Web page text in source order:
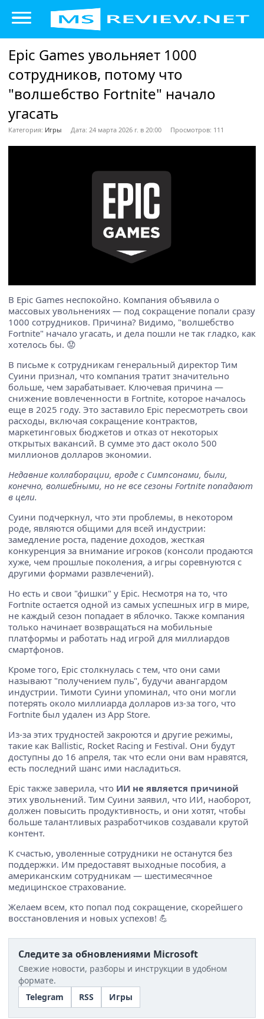
Epic Games увольняет 1000
сотрудников, потому что
"волшебство Fortnite" начало
угасать
Категория: Игры Дата: 24 марта 2026 г. в 20:00 Просмотров: 111
В Epic Games неспокойно. Компания объявила о
массовых увольнениях — под сокращение попали сразу
1000 сотрудников. Причина? Видимо, "волшебство
Fortnite" начало угасать, и дела пошли не так гладко, как
хотелось бы. 😟
В письме к сотрудникам генеральный директор Тим
Суини признал, что компания тратит значительно
больше, чем зарабатывает. Ключевая причина —
снижение вовлеченности в Fortnite, которое началось
еще в 2025 году. Это заставило Epic пересмотреть свои
расходы, включая сокращение контрактов,
маркетинговых бюджетов и отказ от некоторых
открытых вакансий. В сумме это даст около 500
миллионов долларов экономии.
Недавние коллаборации, вроде с Симпсонами, были,
конечно, волшебными, но не все сезоны Fortnite попадают
в цели.
Суини подчеркнул, что эти проблемы, в некотором
роде, являются общими для всей индустрии:
замедление роста, падение доходов, жесткая
конкуренция за внимание игроков (консоли продаются
хуже, чем прошлые поколения, а игры соревнуются с
другими формами развлечений).
Но есть и свои "фишки" у Epic. Несмотря на то, что
Fortnite остается одной из самых успешных игр в мире,
не каждый сезон попадает в яблочко. Также компания
только начинает возвращаться на мобильные
платформы и работать над игрой для миллиардов
смартфонов.
Кроме того, Epic столкнулась с тем, что они сами
называют "получением пуль", будучи авангардом
индустрии. Тимоти Суини упоминал, что они могли
потерять около миллиарда долларов из-за того, что
Fortnite был удален из App Store.
Из-за этих трудностей закроются и другие режимы,
такие как Ballistic, Rocket Racing и Festival. Они будут
доступны до 16 апреля, так что если они вам нравятся,
есть последний шанс ими насладиться.
Epic также заверила, что ИИ не является причиной
этих увольнений. Тим Суини заявил, что ИИ, наоборот,
должен повысить продуктивность, и они хотят, чтобы
больше талантливых разработчиков создавали крутой
контент.
К счастью, уволенные сотрудники не останутся без
поддержки. Им предоставят выходные пособия, а
американским сотрудникам — шестимесячное
медицинское страхование.
Желаем всем, кто попал под сокращение, скорейшего
восстановления и новых успехов! 💪
Следите за обновлениями Microsoft
Свежие новости, разборы и инструкции в удобном
формате.
Telegram
RSS Игры